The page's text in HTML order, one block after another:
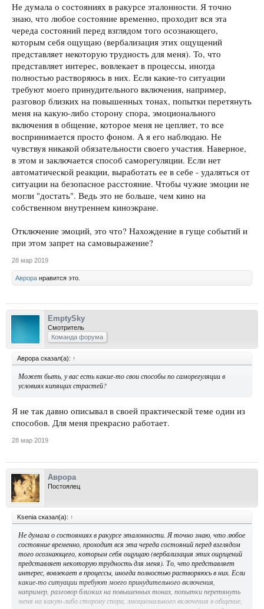
Не думала о состояниях в ракурсе эталонности. Я точно
знаю, что любое состояние временно, проходит вся эта
череда состояний перед взглядом того осознающего,
которым себя ощущаю (вербализация этих ощущений
представляет некоторую трудность для меня). То, что
представляет интерес, вовлекает в процессы, иногда
полностью растворяюсь в них. Если какие-то ситуации
требуют моего принудительного включения, например,
разговор близких на повышенных тонах, попытки перетянуть
меня на какую-либо сторону спора, эмоционального
включения в общение, которое меня не цепляет, то все
воспринимается просто фоном. А я его наблюдаю. Не
чувствуя никакой обязательности своего участия. Наверное,
в этом и заключается способ саморегуляции. Если нет
автоматической реакции, выработать ее в себе - удаляться от
ситуации на безопасное расстояние. Чтобы чужие эмоции не
могли "достать". Ведь это не больше, чем кино на
собственном внутреннем киноэкране.
Отключение эмоций, это что? Нахождение в гуще событий и
при этом запрет на самовыражение?
28 мар 2019
Аврора нравится это.
EmptySky
Смотритель
Команда форума
Аврора сказал(а): ↑
Может быть, у вас есть какие-то свои способы по саморегуляции в
условиях кипящих страстей?
Я не так давно описывал в своей практической теме один из
способов. Для меня прекрасно работает.
28 мар 2019
Аврора
Постоялец
Ksenia сказал(а): ↑
Не думала о состояниях в ракурсе эталонности. Я точно знаю, что любое
состояние временно, проходит вся эта череда состояний перед взглядом
того осознающего, которым себя ощущаю (вербализация этих ощущений
представляет некоторую трудность для меня). То, что представляет
интерес, вовлекает в процессы, иногда полностью растворяюсь в них. Если
какие-то ситуации требуют моего принудительного включения,
например, разговор близких на повышенных тонах, попытки перетянуть
меня на какую-либо сторону спора, эмоционального включения в общение,